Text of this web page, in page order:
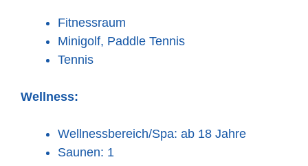
Fitnessraum
Minigolf, Paddle Tennis
Tennis
Wellness:
Wellnessbereich/Spa: ab 18 Jahre
Saunen: 1